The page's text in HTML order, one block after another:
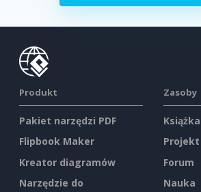
Produkt
Pakiet narzędzi PDF
Flipbook Maker
Kreator diagramów
Narzędzie do
Zasoby
Forum
Nauka